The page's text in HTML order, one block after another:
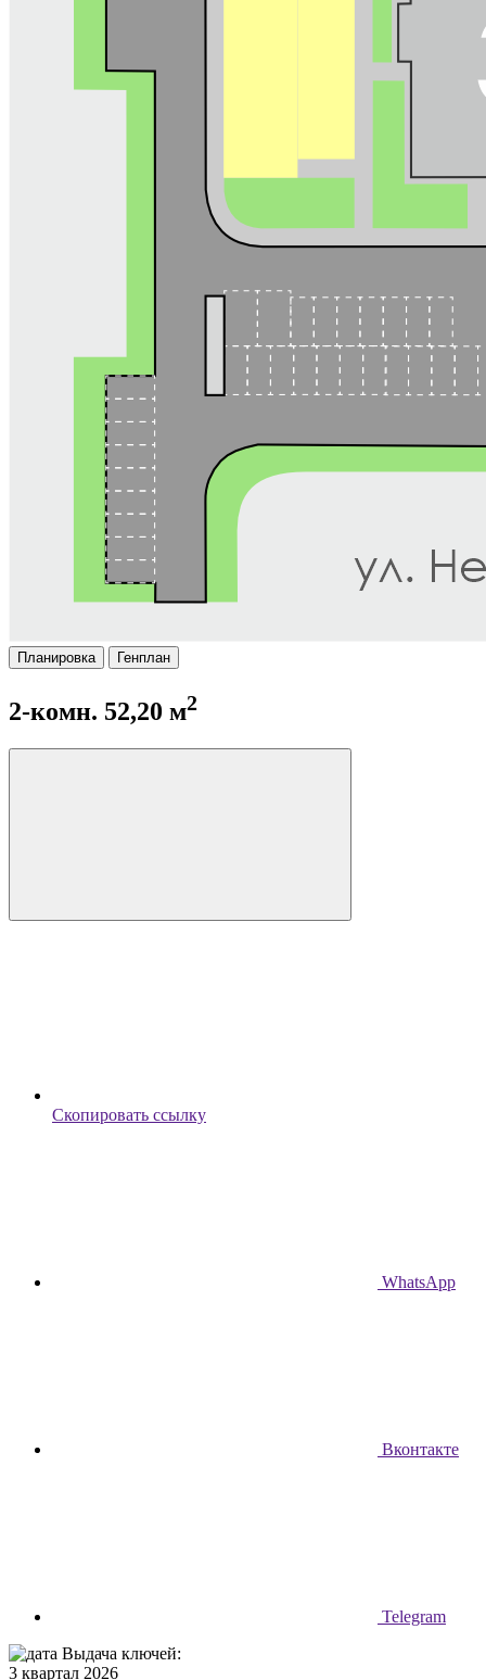
Планировка Генплан
2-комн. 52,20 м2
Скопировать ссылку
WhatsApp
Вконтакте
Telegram
Выдача ключей:
3 квартал 2026